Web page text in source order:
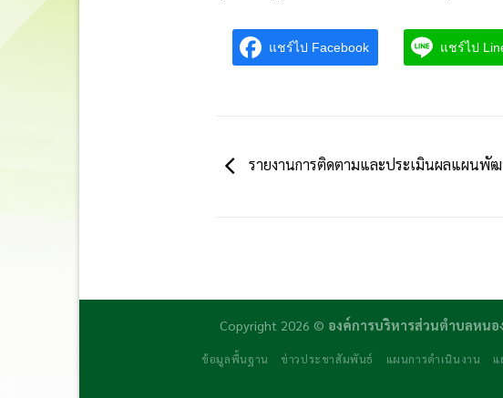
แชร์ไป Facebook แชร์ไป
รายงานการติดตามและประเมินผลแผนพั
Copyright 2026 © องค์การบริหารส่วนตำบลหนอ
ข้อมูลพื้นฐาน ข่าวประชาสัมพันธ์ แผนการดำเนินงาน